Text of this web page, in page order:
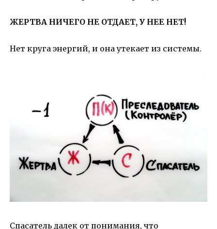
ЖЕРТВА НИЧЕГО НЕ ОТДАЕТ, У НЕЕ НЕТ!
Нет круга энергий, и она утекает из системы.
Спасатель далек от понимания, что